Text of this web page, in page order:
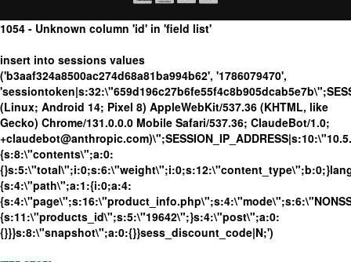
1054 - Unknown column 'id' in 'field list'
insert into sessions values
('b3aaf324a8500ac274d68a81ba994b62', '1786079470',
(Linux; Android 14; Pixel 8) AppleWebKit/537.36 (KHTML, like
Gecko) Chrome/131.0.0.0 Mobile Safari/537.36; ClaudeBot/1.0;
{s:8:\"contents\";a:0:
{s:4:\"path\";a:1:{i:0;a:4:
{s:11:\"products_id\";s:5:\"19642\";}s:4:\"post\";a:0:
{}}}s:8:\"snapshot\";a:0:{}}sess_discount_code|N;')